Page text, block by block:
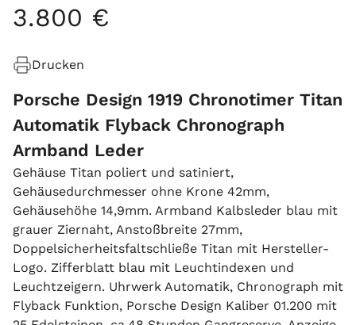
3.800 €
Drucken
Porsche Design 1919 Chronotimer Titan
Automatik Flyback Chronograph
Armband Leder
Gehäuse Titan poliert und satiniert,
Gehäusedurchmesser ohne Krone 42mm,
Gehäusehöhe 14,9mm. Armband Kalbsleder blau mit
grauer Ziernaht, Anstoßbreite 27mm,
Doppelsicherheitsfaltschließe Titan mit Hersteller-
Logo. Zifferblatt blau mit Leuchtindexen und
Leuchtzeigern. Uhrwerk Automatik, Chronograph mit
Flyback Funktion, Porsche Design Kaliber 01.200 mit